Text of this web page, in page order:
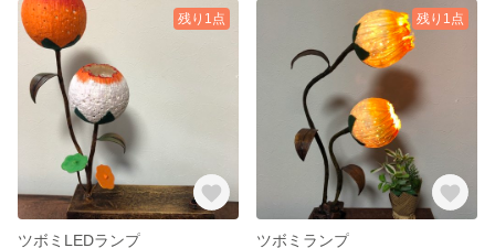
残り1点
ツボミLEDランプ
残り1点
ツボミランプ